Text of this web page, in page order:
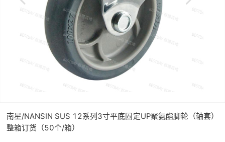
南星/NANSIN SUS 12系列3寸平底固定UP聚氨酯脚轮（轴套）
整箱订货（50个/箱）